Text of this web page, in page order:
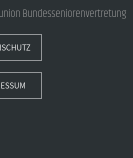
Bundesseniorenvertretung